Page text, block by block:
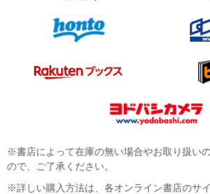
※書店によって在庫の無い場合やお取り扱い
ので、ご了承ください。
※詳しい購入方法は、各オンライン書店のサ